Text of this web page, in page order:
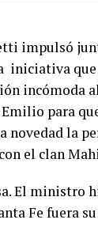
impulsó
iniciativa
incómoda
para
novedad la
el clan
El ministro
Fe fuera